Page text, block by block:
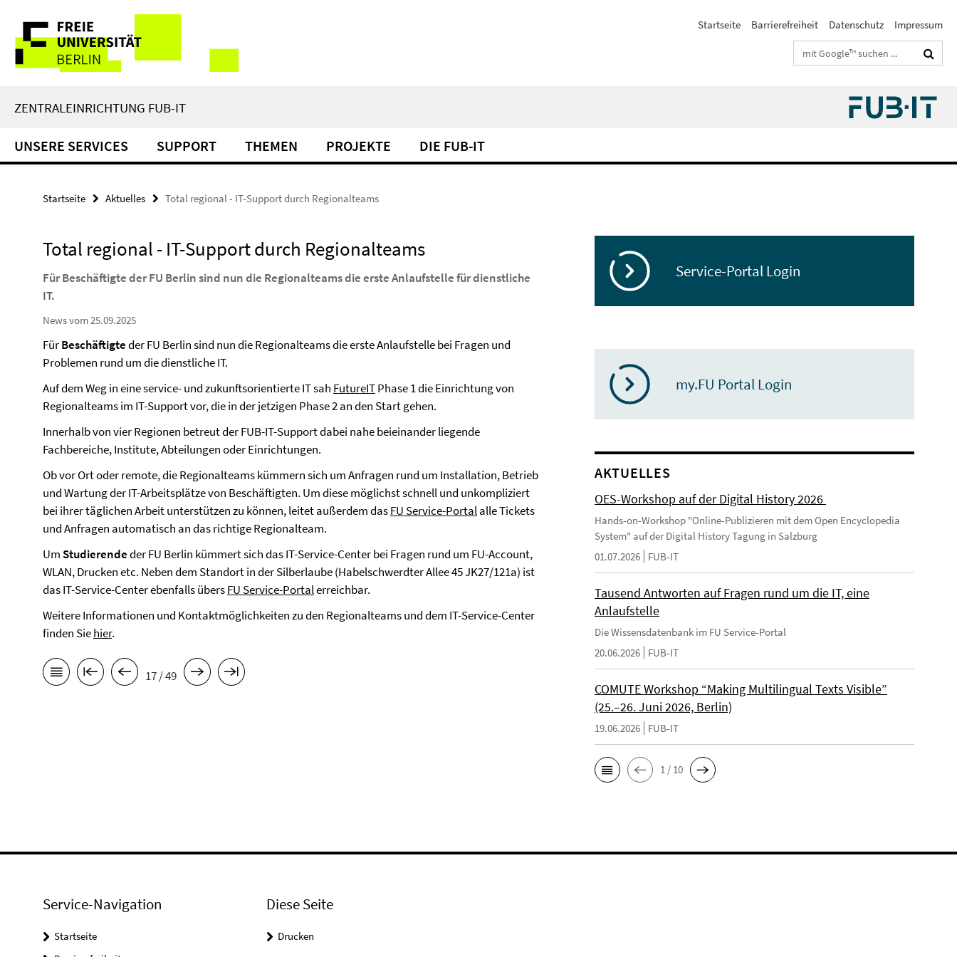
direkt
Inhalt
Service-
Navigation
Startseite Barrierefreiheit Datenschutz
Impressum
Suchbegriffe
ZENTRALEINRICHTUNG FUB-IT
UNSERE SERVICES SUPPORT THEMEN PROJEKTE DIE FUB-IT
Startseite Aktuelles Total regional - IT-Support durch Regionalteams
Total regional - IT-Support durch Regionalteams
FürBeschäftigteder FU Berlin sind nun die Regionalteams die erste Anlaufstelle für dienstliche
IT.
News vom 25.09.2025
FürBeschäftigteder FU Berlin sind nun die Regionalteams die erste Anlaufstelle bei Fragen und
Problemen rund um die dienstliche IT.
Auf dem Weg in eine service- und zukunftsorientierte IT sah FutureITPhase 1 die Einrichtung von
Regionalteams im IT-Support vor, die in der jetzigen Phase 2 an den Start gehen.
Innerhalb von vier Regionen betreut der FUB-IT-Support dabei nahe beieinander liegende
Fachbereiche, Institute, Abteilungen oder Einrichtungen.
Ob vor Ort oder remote, die Regionalteams kümmern sich um Anfragen rund um Installation, Betrieb
und Wartung der IT-Arbeitsplätze von Beschäftigten. Um diese möglichst schnell und unkompliziert
bei ihrer täglichen Arbeit unterstützen zu können, leitet außerdem dasFU Service-Portalalle Tickets
und Anfragen automatisch an das richtige Regionalteam.
Um Studierendeder FU Berlin kümmert sich das IT-Service-Center bei Fragen rund um FU-Account,
WLAN, Drucken etc. Neben dem Standort in der Silberlaube (Habelschwerdter Allee 45 JK27/121a) ist
das IT-Service-Center ebenfalls übersFU Service-Portalerreichbar.
Weitere Informationen und Kontaktmöglichkeiten zu den Regionalteams und dem IT-Service-Center
finden Siehier.
17 / 49
Service-Portal Login
my.FU Portal Login
AKTUELLES
OES-Workshop auf der Digital History 2026
Hands-on-Workshop "Online-Publizieren mit dem Open Encyclopedia
System" auf der Digital History Tagung in Salzburg
01.07.2026
FUB-IT
Tausend Antworten auf Fragen rund um die IT, eine
Anlaufstelle
Die Wissensdatenbank im FU Service-Portal
20.06.2026
FUB-IT
COMUTE Workshop “Making Multilingual Texts Visible”
(25.–26. Juni 2026, Berlin)
19.06.2026 FUB-IT
1 / 10
Service-Navigation
Startseite
Diese Seite
Drucken